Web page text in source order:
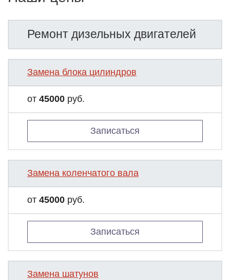
Ремонт дизельных двигателей
Замена блока цилиндров
от 45000 руб.
Записаться
Замена коленчатого вала
от 45000 руб.
Записаться
Замена шатунов